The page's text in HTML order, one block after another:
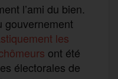
l’ami du bien.
gouvernement
les
ont été
électorales de